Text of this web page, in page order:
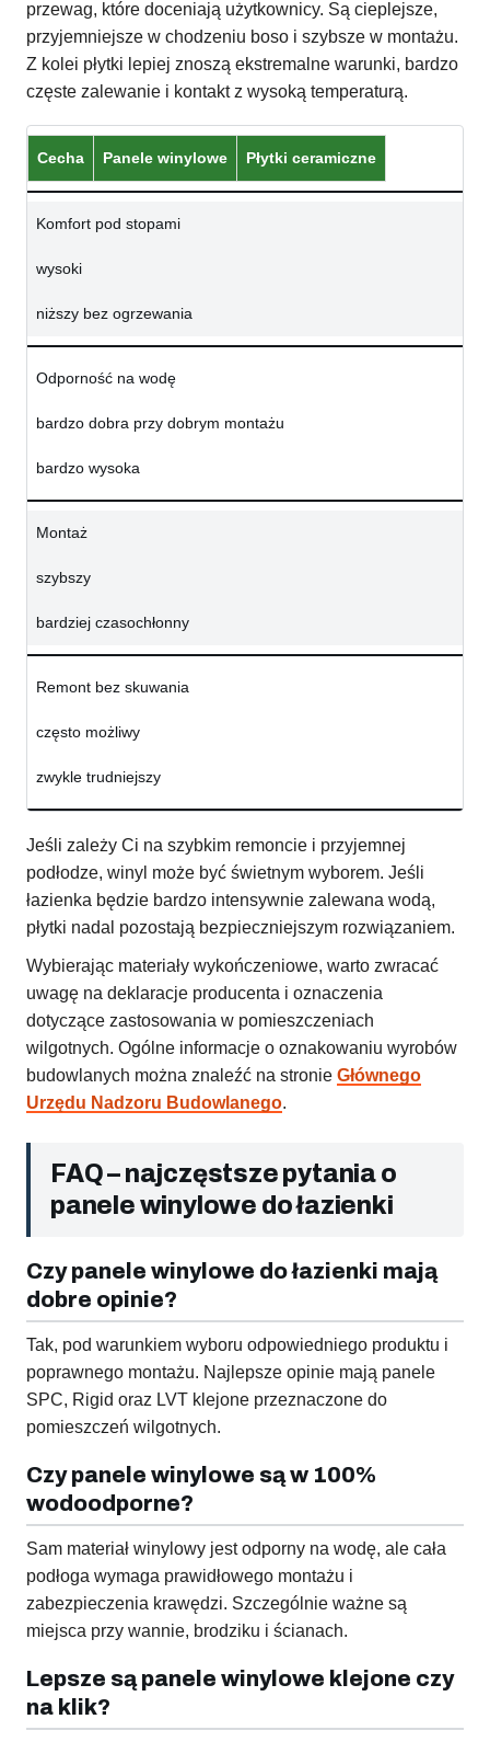
przewag, które doceniają użytkownicy. Są cieplejsze,
przyjemniejsze w chodzeniu boso i szybsze w montażu.
Z kolei płytki lepiej znoszą ekstremalne warunki, bardzo
częste zalewanie i kontakt z wysoką temperaturą.
Cecha Panele winylowe Płytki ceramiczne
Komfort pod stopami
wysoki
niższy bez ogrzewania
Odporność na wodę
bardzo dobra przy dobrym montażu
bardzo wysoka
Montaż
szybszy
bardziej czasochłonny
Remont bez skuwania
często możliwy
zwykle trudniejszy
Jeśli zależy Ci na szybkim remoncie i przyjemnej
podłodze, winyl może być świetnym wyborem. Jeśli
łazienka będzie bardzo intensywnie zalewana wodą,
płytki nadal pozostają bezpieczniejszym rozwiązaniem.
Wybierając materiały wykończeniowe, warto zwracać
uwagę na deklaracje producenta i oznaczenia
dotyczące zastosowania w pomieszczeniach
wilgotnych. Ogólne informacje o oznakowaniu wyrobów
budowlanych można znaleźć na stronie Głównego
Urzędu Nadzoru Budowlanego.
FAQ – najczęstsze pytania o
panele winylowe do łazienki
Czy panele winylowe do łazienki mają
dobre opinie?
Tak, pod warunkiem wyboru odpowiedniego produktu i
poprawnego montażu. Najlepsze opinie mają panele
SPC, Rigid oraz LVT klejone przeznaczone do
pomieszczeń wilgotnych.
Czy panele winylowe są w 100%
wodoodporne?
Sam materiał winylowy jest odporny na wodę, ale cała
podłoga wymaga prawidłowego montażu i
zabezpieczenia krawędzi. Szczególnie ważne są
miejsca przy wannie, brodziku i ścianach.
Lepsze są panele winylowe klejone czy
na klik?